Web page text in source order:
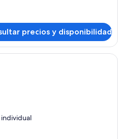
precios y disponibilidad
Una habitación con cama, una silla,
individual